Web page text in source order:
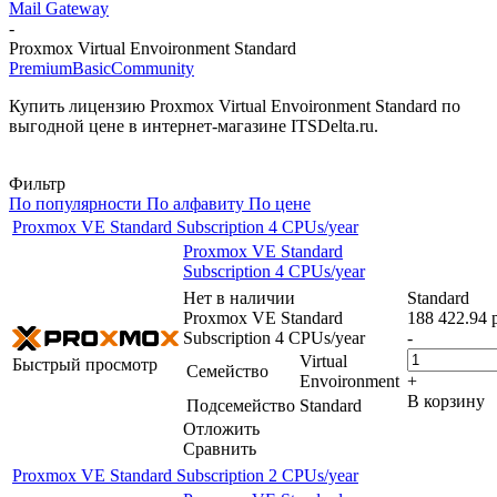
Mail Gateway
-
Proxmox Virtual Envoironment Standard
PremiumBasicCommunity
Купить лицензию Proxmox Virtual Envoironment Standard по
выгодной цене в интернет-магазине ITSDelta.ru.
Фильтр
По популярности По алфавиту По цене
Proxmox VE Standard Subscription 4 CPUs/year
Быстрый просмотр
Proxmox VE Standard
Subscription 4 CPUs/year
Нет в наличии
Proxmox VE Standard
Subscription 4 CPUs/year
Семейство
Virtual
Envoironment
Подсемейство Standard
Отложить
Сравнить
Standard
188 422.94
-
+
В корзину
Proxmox VE Standard Subscription 2 CPUs/year